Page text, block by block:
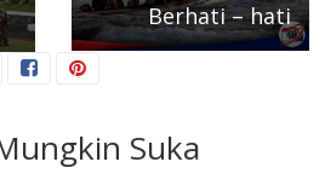
Berhati – hati
Suka